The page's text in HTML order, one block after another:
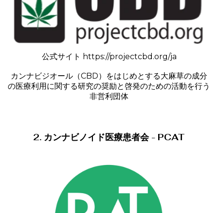
公式サイト https://projectcbd.org/ja
カンナビジオール（CBD）をはじめとする大麻草の成分
の医療利用に関する研究の奨励と啓発のための活動を行う
非営利団体
2. カンナビノイド医療患者会 - PCAT